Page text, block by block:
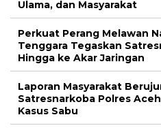
Ulama, dan Masyarakat
Perkuat Perang Melawan
Tenggara Tegaskan
Hingga ke Akar Jaringan
Laporan Masyarakat
Satresnarkoba Polres
Kasus Sabu